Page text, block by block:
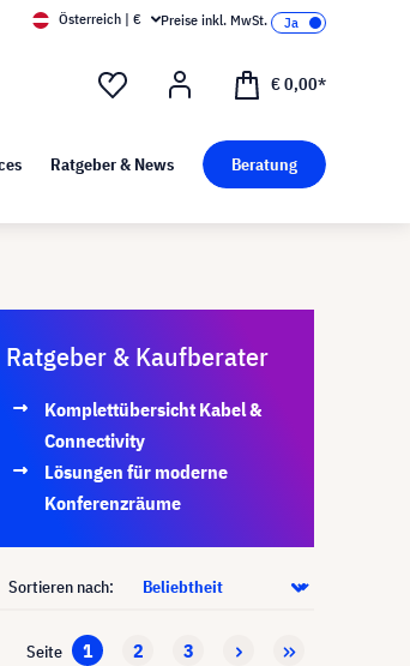
Kunst bei visunext
Österreich | € Preise inkl. MwSt.
€ 0,00*
Ratgeber & News Beratung
Ratgeber & Kaufberater
Komplettübersicht Kabel &
Connectivity
Lösungen für moderne
Konferenzräume
Sortieren nach:
Seite 1 2 3